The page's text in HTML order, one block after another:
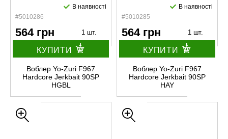
#5010286
В наявності
564 грн 1 шт.
КУПИТИ
Воблер Yo-Zuri F967
Hardcore Jerkbait 90SP
HGBL
#5010285
В наявності
564 грн 1 шт.
КУПИТИ
Воблер Yo-Zuri F967
Hardcore Jerkbait 90SP
HAY